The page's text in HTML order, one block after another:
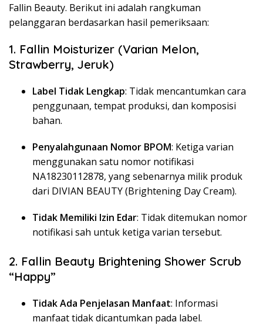
Fallin Beauty. Berikut ini adalah rangkuman
pelanggaran berdasarkan hasil pemeriksaan:
1. Fallin Moisturizer (Varian Melon,
Strawberry, Jeruk)
Label Tidak Lengkap: Tidak mencantumkan cara
penggunaan, tempat produksi, dan komposisi
bahan.
Penyalahgunaan Nomor BPOM: Ketiga varian
menggunakan satu nomor notifikasi
NA18230112878, yang sebenarnya milik produk
dari DIVIAN BEAUTY (Brightening Day Cream).
Tidak Memiliki Izin Edar: Tidak ditemukan nomor
notifikasi sah untuk ketiga varian tersebut.
2. Fallin Beauty Brightening Shower Scrub
“Happy”
Tidak Ada Penjelasan Manfaat: Informasi
manfaat tidak dicantumkan pada label.